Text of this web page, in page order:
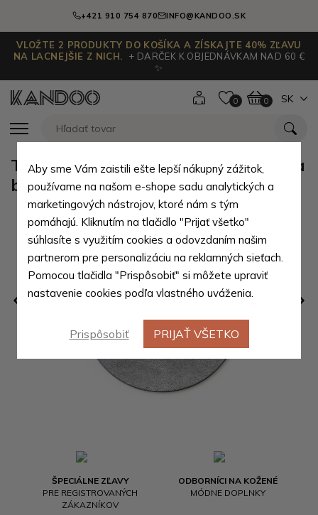
+421 910 754 870 INFO@KANDOO.SK
VLOŽTE 2 PRODUKTY DO KOŠÍKA A ZÍSKAJTE 40% ZĽAVU
NA LACNEJŠIE Z NICH.
+ DARČEK K OBJEDNÁVKAM NAD 60 €
✨
0 0 SK
ŠPECIÁLNE ZĽAVY
PRE REGISTROVANÝCH
ZÁKAZNÍKOV
ODBORNÍCI NA KOŽENÉ
MÓDNE DOPLNKY
Tmavo strieborná vianočná ozdoba
banka Inoue
Aby sme Vám zaistili ešte lepší nákupný zážitok,
používame na našom e-shope sadu analytických a
marketingových nástrojov, ktoré nám s tým
pomáhajú. Kliknutím na tlačidlo "Prijať všetko"
súhlasíte s využitím cookies a odovzdaním našim
partnerom pre personalizáciu na reklamných sieťach.
Pomocou tlačidla "Prispôsobiť" si môžete upraviť
nastavenie cookies podľa vlastného uváženia.
Prispôsobiť PRIJAŤ VŠETKO